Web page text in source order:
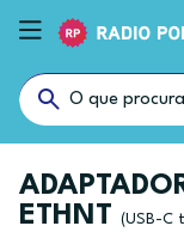
ETHNT
(USB-C